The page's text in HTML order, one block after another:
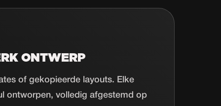
ONTWERP
of gekopieerde layouts. Elke
ontworpen, volledig afgestemd op